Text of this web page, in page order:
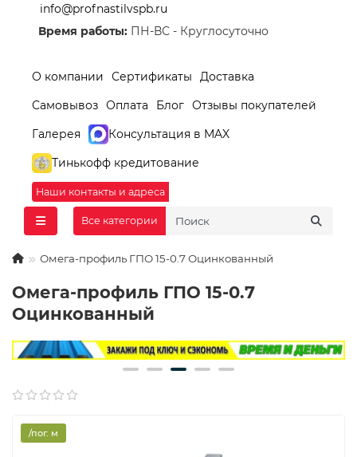
info@profnastilvspb.ru
Время работы: ПН-ВС - Круглосуточно
О компании Сертификаты
Доставка
Самовывоз Оплата Блог Отзывы покупателей
Галерея
Консультация в MAX
Тинькофф кредитование
Наши контакты и адреса
Все категории
Омега-профиль ГПО 15-0.7 Оцинкованный
Омега-профиль ГПО 15-0.7
Оцинкованный
/пог. м